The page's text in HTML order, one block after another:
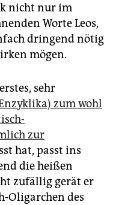
nicht nur im
Worte Leos,
dringend nötig
mögen.
sehr
zum wohl
zur
hat, passt ins
die heißen
zufällig gerät er
Oligarchen des